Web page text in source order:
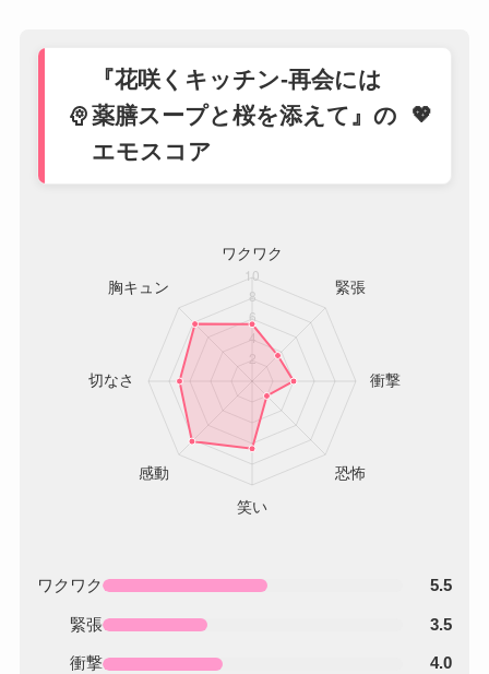
psychology
『花咲くキッチン-再会には
薬膳スープと桜を添えて』の
エモスコア
ワクワク 5.5
緊張 3.5
衝撃 4.0